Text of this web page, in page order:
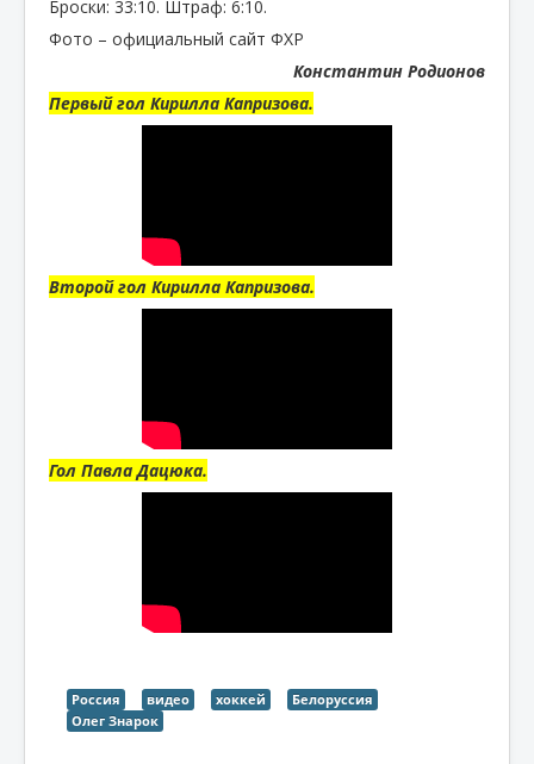
Броски: 33:10. Штраф: 6:10.
Фото – официальный сайт ФХР
Константин Родионов
Первый гол Кирилла Капризова.
Второй гол Кирилла Капризова.
Гол Павла Дацюка.
Россия видео хоккей
Белоруссия
Олег Знарок